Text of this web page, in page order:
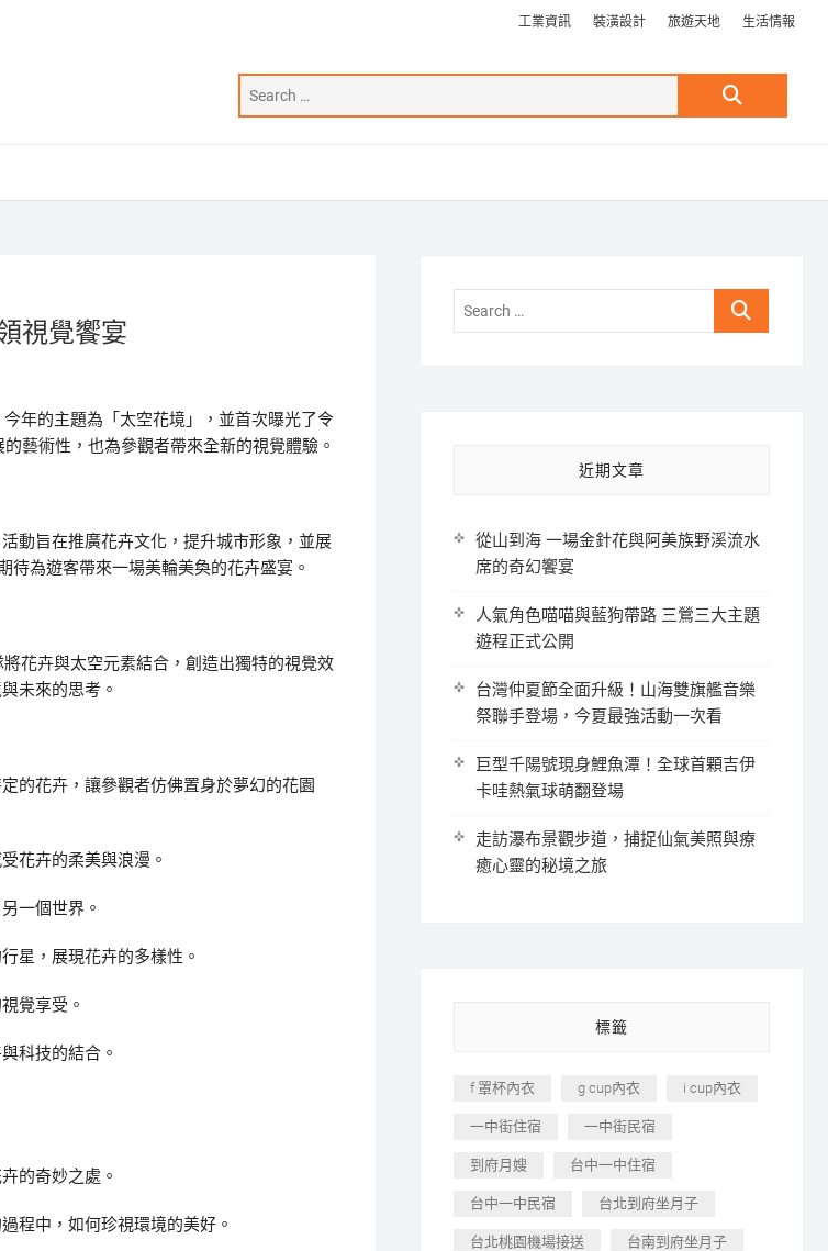
工業資訊 裝潢設計 旅遊天地 生活情報
Search
視覺饗宴
年的主題為「太空花境」，並首次曝光了令
藝術性，也為參觀者帶來全新的視覺體驗。
動旨在推廣花卉文化，提升城市形象，並展
為遊客帶來一場美輪美奐的花卉盛宴。
花卉與太空元素結合，創造出獨特的視覺效
未來的思考。
的花卉，讓參觀者仿佛置身於夢幻的花園
花卉的柔美與浪漫。
一個世界。
星，展現花卉的多樣性。
覺享受。
科技的結合。
的奇妙之處。
程中，如何珍視環境的美好。
Search
近期文章
從山到海 一場金針花與阿美族野溪流水
席的奇幻饗宴
人氣角色喵喵與藍狗帶路 三鶯三大主題
遊程正式公開
台灣仲夏節全面升級！山海雙旗艦音樂
祭聯手登場，今夏最強活動一次看
巨型千陽號現身鯉魚潭！全球首顆吉伊
卡哇熱氣球萌翻登場
走訪瀑布景觀步道，捕捉仙氣美照與療
癒心靈的秘境之旅
標籤
f 罩杯內衣 g cup內衣 i cup內衣
一中街住宿 一中街民宿
到府月嫂 台中一中住宿
台中一中民宿 台北到府坐月子
台北桃園機場接送 台南到府坐月子